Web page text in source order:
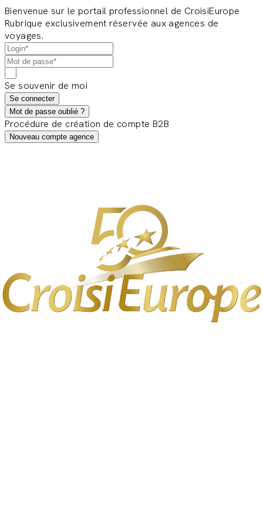
Bienvenue sur le portail professionnel de CroisiEurope
Rubrique exclusivement réservée aux agences de
voyages.
Se souvenir de moi
Se connecter
Mot de passe oublié ?
Procédure de création de compte B2B
Nouveau compte agence